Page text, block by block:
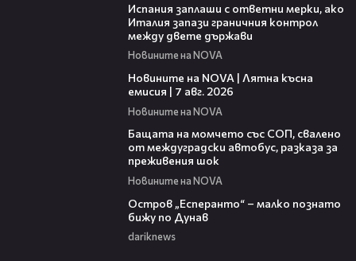
Испания заплаши с ответни мерки, ако
Италия запази граничния контрол
между двете държави
Новините на NOVA
Новините на NOVA | Лятна късна
емисия | 7 авг. 2026
Новините на NOVA
Бащата на момчето със СОП, свалено
от междуградски автобус, разказа за
преживения шок
Новините на NOVA
Остров „Есперанто“ – малко познато
бижу по Дунав
dariknews